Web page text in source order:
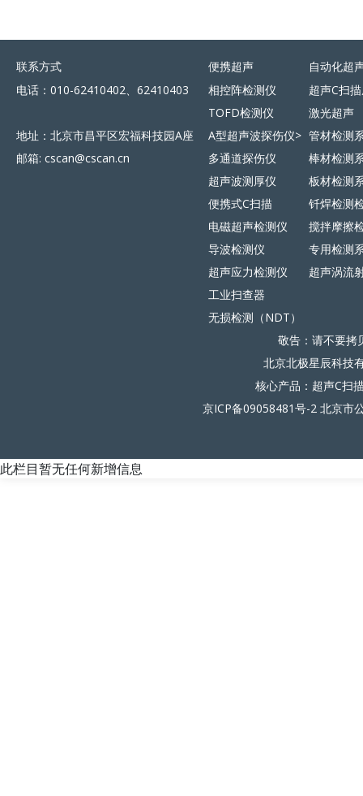
联系方式 便携超声 自动化超
电话：010-62410402、62410403
地址：北京市昌平区宏福科技园A座
邮箱: cscan@cscan.cn
相控阵检测仪
TOFD检测仪
A型超声波探伤仪>
多通道探伤仪
超声波测厚仪
便携式C扫描
电磁超声检测仪
导波检测仪
超声应力检测仪
工业扫查器
无损检测（NDT）
超声C扫
激光超声
管材检测
棒材检测
板材检测
钎焊检测
搅拌摩擦
专用检测
超声涡流
敬告：请不要拷
北京北极星辰科技
核心产品：超声C扫
京ICP备09058481号-2 北京市
此栏目暂无任何新增信息